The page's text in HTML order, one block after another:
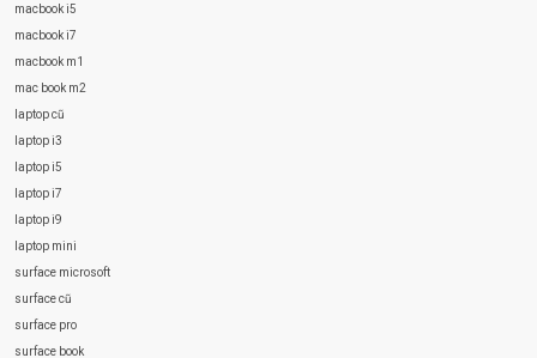
macbook i5
macbook i7
macbook m1
mac book m2
laptop cũ
laptop i3
laptop i5
laptop i7
laptop i9
laptop mini
surface microsoft
surface cũ
surface pro
surface book